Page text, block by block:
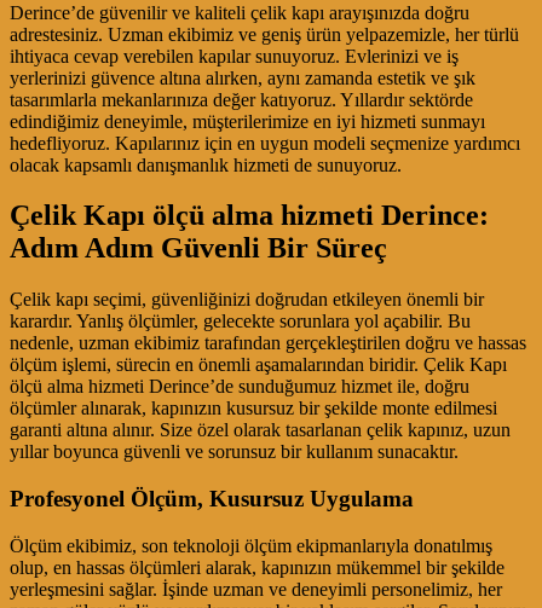
Derince’de güvenilir ve kaliteli çelik kapı arayışınızda doğru
adrestesiniz. Uzman ekibimiz ve geniş ürün yelpazemizle, her türlü
ihtiyaca cevap verebilen kapılar sunuyoruz. Evlerinizi ve iş
yerlerinizi güvence altına alırken, aynı zamanda estetik ve şık
tasarımlarla mekanlarınıza değer katıyoruz. Yıllardır sektörde
edindiğimiz deneyimle, müşterilerimize en iyi hizmeti sunmayı
hedefliyoruz. Kapılarınız için en uygun modeli seçmenize yardımcı
olacak kapsamlı danışmanlık hizmeti de sunuyoruz.
Çelik Kapı ölçü alma hizmeti Derince:
Adım Adım Güvenli Bir Süreç
Çelik kapı seçimi, güvenliğinizi doğrudan etkileyen önemli bir
karardır. Yanlış ölçümler, gelecekte sorunlara yol açabilir. Bu
nedenle, uzman ekibimiz tarafından gerçekleştirilen doğru ve hassas
ölçüm işlemi, sürecin en önemli aşamalarından biridir. Çelik Kapı
ölçü alma hizmeti Derince’de sunduğumuz hizmet ile, doğru
ölçümler alınarak, kapınızın kusursuz bir şekilde monte edilmesi
garanti altına alınır. Size özel olarak tasarlanan çelik kapınız, uzun
yıllar boyunca güvenli ve sorunsuz bir kullanım sunacaktır.
Profesyonel Ölçüm, Kusursuz Uygulama
Ölçüm ekibimiz, son teknoloji ölçüm ekipmanlarıyla donatılmış
olup, en hassas ölçümleri alarak, kapınızın mükemmel bir şekilde
yerleşmesini sağlar. İşinde uzman ve deneyimli personelimiz, her